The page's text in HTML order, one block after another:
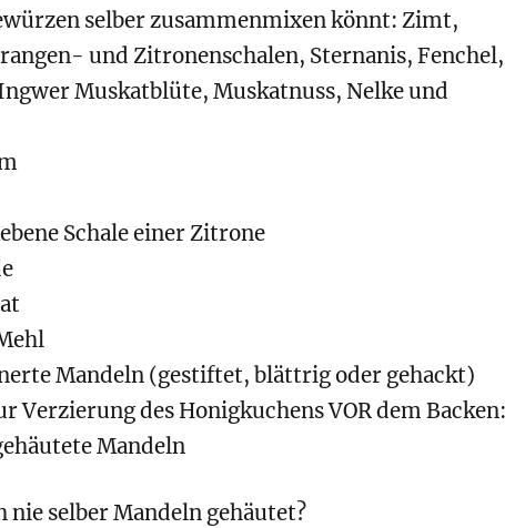
selber zusammenmixen könnt: Zimt,
und Zitronenschalen, Sternanis, Fenchel,
Muskatblüte, Muskatnuss, Nelke und
Schale einer Zitrone
Mandeln (gestiftet, blättrig oder gehackt)
Verzierung des Honigkuchens VOR dem Backen:
Mandeln
nie selber Mandeln gehäutet?